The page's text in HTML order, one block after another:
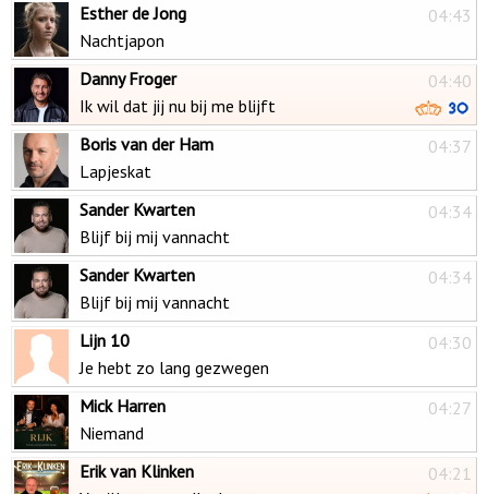
04:43
Esther de Jong
Nachtjapon
04:40
Danny Froger
Ik wil dat jij nu bij me blijft
04:37
Boris van der Ham
Lapjeskat
04:34
Sander Kwarten
Blijf bij mij vannacht
04:34
Sander Kwarten
Blijf bij mij vannacht
04:30
Lijn 10
Je hebt zo lang gezwegen
04:27
Mick Harren
Niemand
04:21
Erik van Klinken